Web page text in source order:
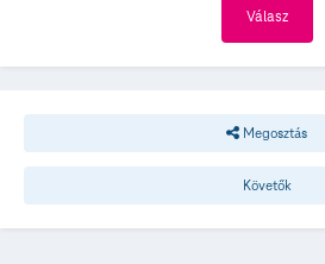
Válasz
Megosztás
Követők